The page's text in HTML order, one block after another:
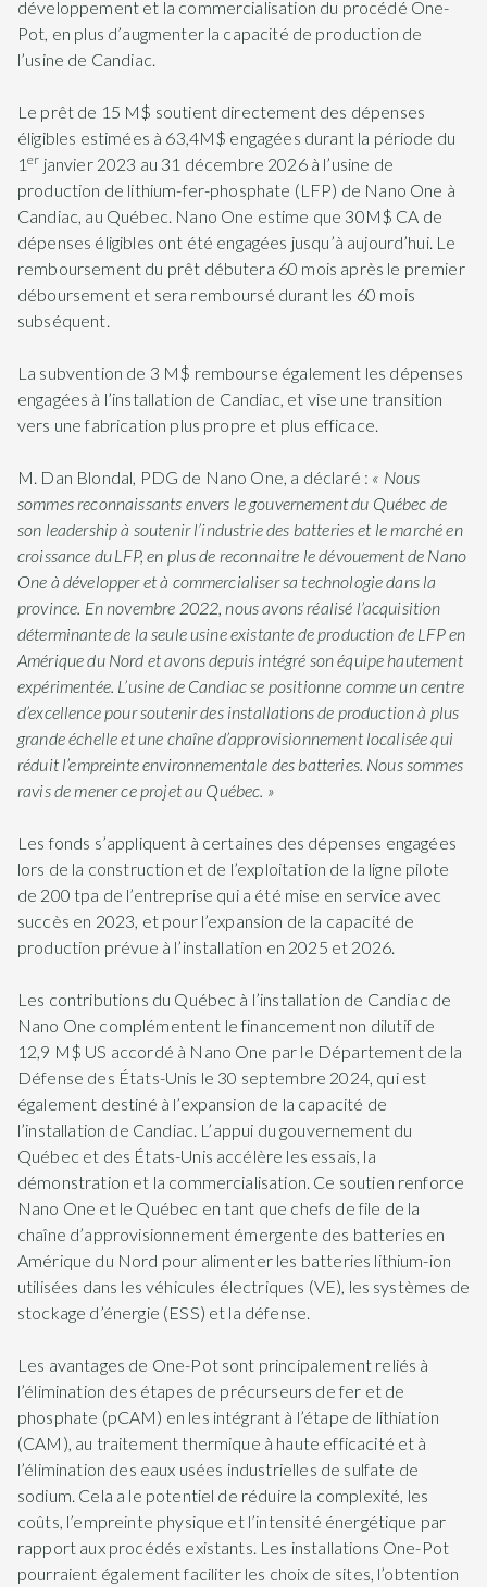
développement et la commercialisation du procédé One-
Pot, en plus d’augmenter la capacité de production de
l’usine de Candiac.
Le prêt de 15 M$ soutient directement des dépenses
éligibles estimées à 63,4M$ engagées durant la période du
1er janvier 2023 au 31 décembre 2026 à l’usine de
production de lithium-fer-phosphate (LFP) de Nano One à
Candiac, au Québec. Nano One estime que 30M$ CA de
dépenses éligibles ont été engagées jusqu’à aujourd’hui. Le
remboursement du prêt débutera 60 mois après le premier
déboursement et sera remboursé durant les 60 mois
subséquent.
La subvention de 3 M$ rembourse également les dépenses
engagées à l’installation de Candiac, et vise une transition
vers une fabrication plus propre et plus efficace.
M. Dan Blondal, PDG de Nano One, a déclaré : « Nous
sommes reconnaissants envers le gouvernement du Québec de
son leadership à soutenir l’industrie des batteries et le marché en
croissance du LFP, en plus de reconnaitre le dévouement de Nano
One à développer et à commercialiser sa technologie dans la
province. En novembre 2022, nous avons réalisé l’acquisition
déterminante de la seule usine existante de production de LFP en
Amérique du Nord et avons depuis intégré son équipe hautement
expérimentée. L’usine de Candiac se positionne comme un centre
d’excellence pour soutenir des installations de production à plus
grande échelle et une chaîne d’approvisionnement localisée qui
réduit l’empreinte environnementale des batteries. Nous sommes
ravis de mener ce projet au Québec. »
Les fonds s’appliquent à certaines des dépenses engagées
lors de la construction et de l’exploitation de la ligne pilote
de 200 tpa de l’entreprise qui a été mise en service avec
succès en 2023, et pour l’expansion de la capacité de
production prévue à l’installation en 2025 et 2026.
Les contributions du Québec à l’installation de Candiac de
Nano One complémentent le financement non dilutif de
12,9 M$ US accordé à Nano One par le Département de la
Défense des États-Unis le 30 septembre 2024, qui est
également destiné à l’expansion de la capacité de
l’installation de Candiac. L’appui du gouvernement du
Québec et des États-Unis accélère les essais, la
démonstration et la commercialisation. Ce soutien renforce
Nano One et le Québec en tant que chefs de file de la
chaîne d’approvisionnement émergente des batteries en
Amérique du Nord pour alimenter les batteries lithium-ion
utilisées dans les véhicules électriques (VE), les systèmes de
stockage d’énergie (ESS) et la défense.
Les avantages de One-Pot sont principalement reliés à
l’élimination des étapes de précurseurs de fer et de
phosphate (pCAM) en les intégrant à l’étape de lithiation
(CAM), au traitement thermique à haute efficacité et à
l’élimination des eaux usées industrielles de sulfate de
sodium. Cela a le potentiel de réduire la complexité, les
coûts, l’empreinte physique et l’intensité énergétique par
rapport aux procédés existants. Les installations One-Pot
pourraient également faciliter les choix de sites, l’obtention